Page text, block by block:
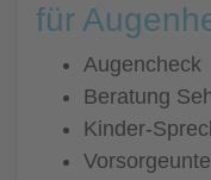
für
Augencheck
Beratung
Kinder-